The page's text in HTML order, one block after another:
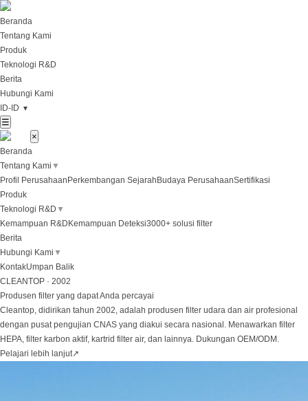
Beranda
Tentang Kami
Produk
Teknologi R&D
Berita
Hubungi Kami
ID-ID
▼
☰
×
Beranda
Tentang Kami ▼
Profil Perusahaan Perkembangan Sejarah Budaya PerusahaanSertifikasi
Produk
Teknologi R&D ▼
Kemampuan R&D Kemampuan Deteksi3000+ solusi filter
Berita
Hubungi Kami ▼
KontakUmpan Balik
CLEANTOP · 2002
Produsen filter yang dapat Anda percayai
Cleantop, didirikan tahun 2002, adalah produsen filter udara dan air profesional
dengan pusat pengujian CNAS yang diakui secara nasional. Menawarkan filter
HEPA, filter karbon aktif, kartrid filter air, dan lainnya. Dukungan OEM/ODM.
Pelajari lebih lanjut↗